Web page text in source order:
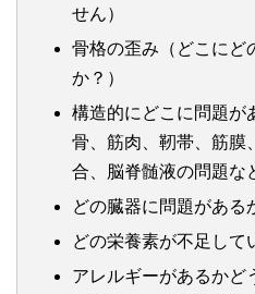
せん）
骨格の歪み（どこにど
か？）
構造的にどこに問題が
骨、筋肉、靭帯、筋膜
合、脳脊髄液の問題な
どの臓器に問題がある
どの栄養素が不足して
アレルギーがあるかど